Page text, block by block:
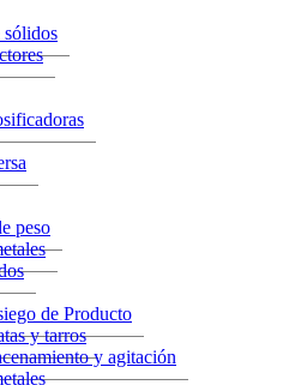
sólidos
peso
de Producto
y tarros
y agitación